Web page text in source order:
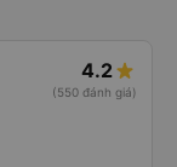
4.2
(550 đánh giá)